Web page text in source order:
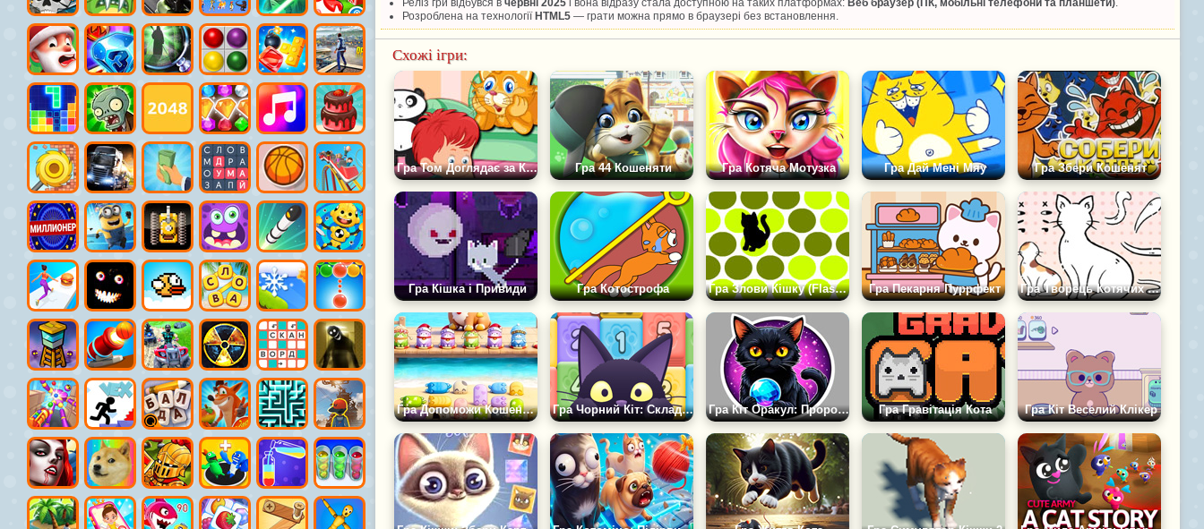
Розроблена на технологіїHTML5 — грати можна прямо в браузері без встановлення.
Схожі ігри:
Гра Том Доглядає за Котом Гра 44 Кошеняти Гра Котяча Мотузка Гра Дай Мені Мяу Гра Збери Кошенят
Гра Кішка і Привиди Гра Котострофа Гра Злови Кішку (Flash Версія) Гра Пекарня Пуррфект Гра Творець Котячих Аватарів
Гра Допоможи Кошенятам: Розблокуй Пробки Гра Чорний Кіт: Складаний POP Гра Кіт Оракул: Пророкування Долі Гра Гравітація Кота Гра Кіт Веселий Клікер